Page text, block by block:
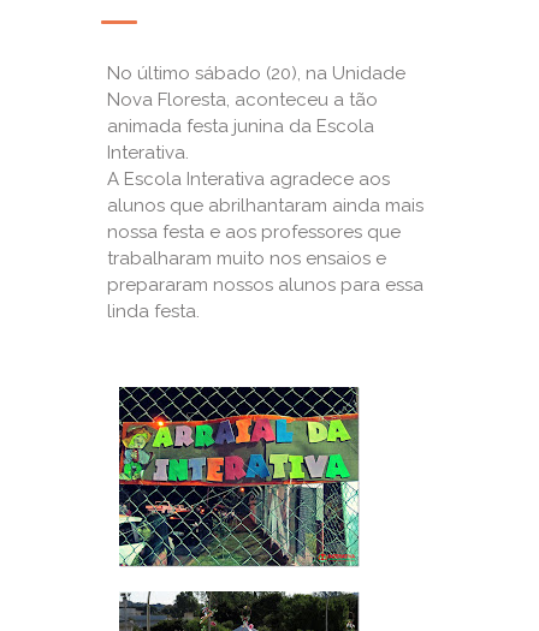
No último sábado (20), na Unidade
Nova Floresta, aconteceu a tão
animada festa junina da Escola
Interativa.
A Escola Interativa agradece aos
alunos que abrilhantaram ainda mais
nossa festa e aos professores que
trabalharam muito nos ensaios e
prepararam nossos alunos para essa
linda festa.